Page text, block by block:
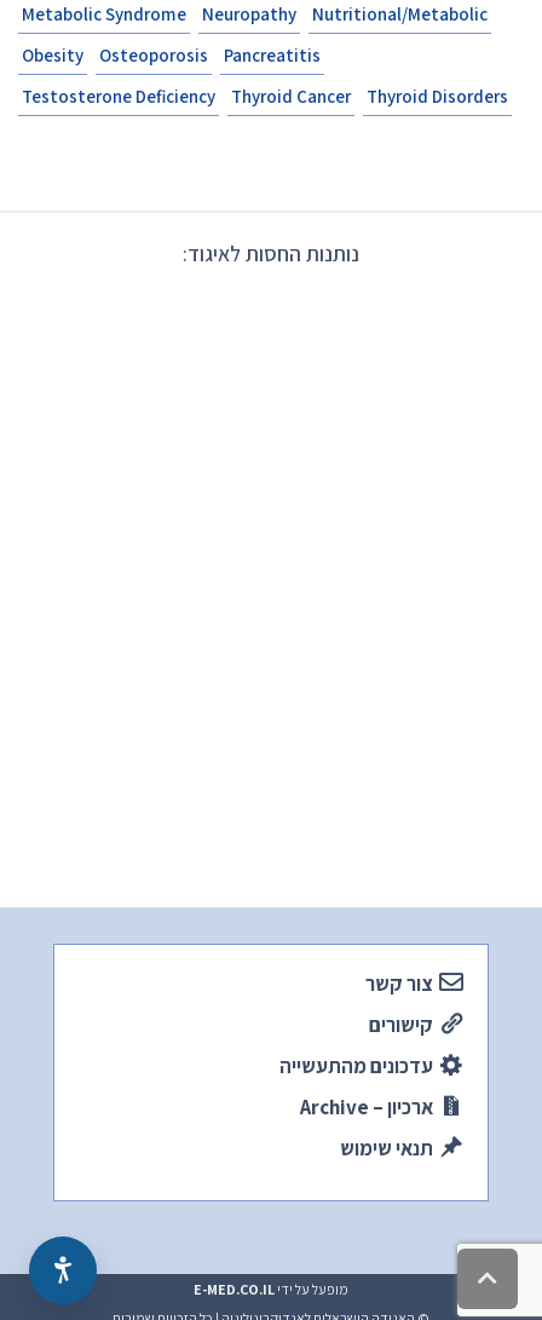
Metabolic Syndrome
Neuropathy
Nutritional/Metabolic
Obesity
Osteoporosis
Pancreatitis
Testosterone Deficiency
Thyroid Cancer Thyroid Disorders
נותנות החסות לאיגוד:
צור קשר
קישורים
עדכונים מהתעשייה
ארכיון – Archive
תנאי שימוש
מופעל על ידי E-MED.CO.IL
גלילה
לראש